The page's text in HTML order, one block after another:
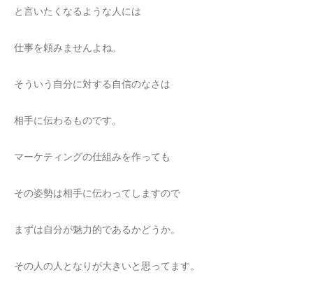
と言いたくなるような人には
仕事を頼みませんよね。
そういう自分に対する自信のなさは
相手に伝わるものです。
マーケティングの仕組みを作っても
その姿勢は相手に伝わってしますので
まずは自分が魅力的であるかどうか。
その人の人となりが大きいと思ってます。